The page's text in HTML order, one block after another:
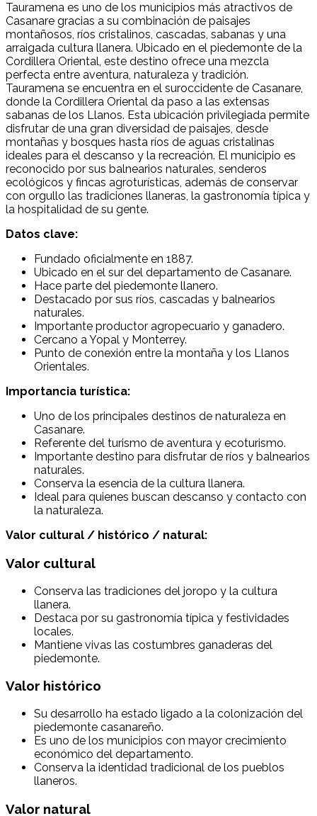
Tauramena es uno de los municipios más atractivos de
Casanare gracias a su combinación de paisajes
montañosos, ríos cristalinos, cascadas, sabanas y una
arraigada cultura llanera. Ubicado en el piedemonte de la
Cordillera Oriental, este destino ofrece una mezcla
perfecta entre aventura, naturaleza y tradición.
Tauramena se encuentra en el suroccidente de Casanare,
donde la Cordillera Oriental da paso a las extensas
sabanas de los Llanos. Esta ubicación privilegiada permite
disfrutar de una gran diversidad de paisajes, desde
montañas y bosques hasta ríos de aguas cristalinas
ideales para el descanso y la recreación. El municipio es
reconocido por sus balnearios naturales, senderos
ecológicos y fincas agroturísticas, además de conservar
con orgullo las tradiciones llaneras, la gastronomía típica y
la hospitalidad de su gente.
Datos clave:
Fundado oficialmente en 1887.
Ubicado en el sur del departamento de Casanare.
Hace parte del piedemonte llanero.
Destacado por sus ríos, cascadas y balnearios
naturales.
Importante productor agropecuario y ganadero.
Cercano a Yopal y Monterrey.
Punto de conexión entre la montaña y los Llanos
Orientales.
Importancia turística:
Uno de los principales destinos de naturaleza en
Casanare.
Referente del turismo de aventura y ecoturismo.
Importante destino para disfrutar de ríos y balnearios
naturales.
Conserva la esencia de la cultura llanera.
Ideal para quienes buscan descanso y contacto con
la naturaleza.
Valor cultural / histórico / natural:
Valor cultural
Conserva las tradiciones del joropo y la cultura
llanera.
Destaca por su gastronomía típica y festividades
locales.
Mantiene vivas las costumbres ganaderas del
piedemonte.
Valor histórico
Su desarrollo ha estado ligado a la colonización del
piedemonte casanareño.
Es uno de los municipios con mayor crecimiento
económico del departamento.
Conserva la identidad tradicional de los pueblos
llaneros.
Valor natural